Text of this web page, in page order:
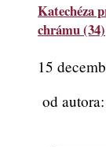
Katechéza
chrámu (34)
15
od autora: